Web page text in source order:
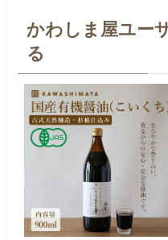
かわしま屋ユー
る